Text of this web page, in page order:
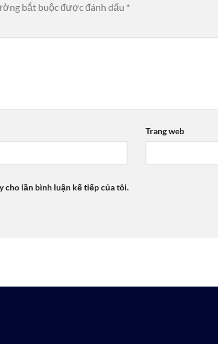
bắt buộc được đánh dấu *
Trang web
cho lần bình luận kế tiếp của tôi.